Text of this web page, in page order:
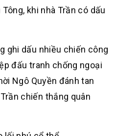
khi nhà Trần có dấu
ghi dấu nhiều chiến công
đấu tranh chống ngoại
Ngô Quyền đánh tan
chiến thắng quân